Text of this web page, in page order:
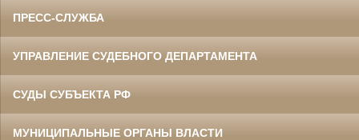
ПРЕСС-СЛУЖБА
УПРАВЛЕНИЕ СУДЕБНОГО ДЕПАРТАМЕНТА
СУДЫ СУБЪЕКТА РФ
МУНИЦИПАЛЬНЫЕ ОРГАНЫ ВЛАСТИ